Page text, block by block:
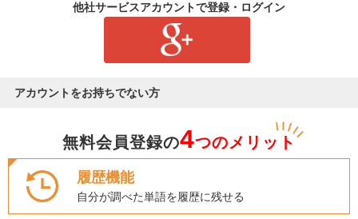
他社サービスアカウントで登録・ログイン
アカウントをお持ちでない方
無料会員登録の4つのメリット
履歴機能
自分が調べた単語を履歴に残せる